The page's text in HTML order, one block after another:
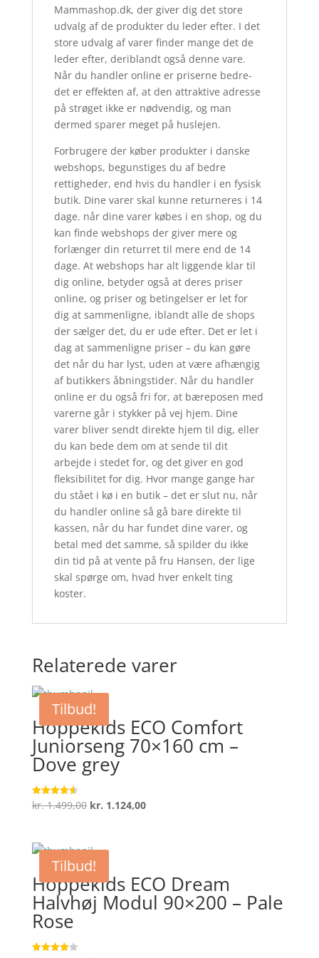
Mammashop.dk, der giver dig det store
udvalg af de produkter du leder efter. I det
store udvalg af varer finder mange det de
leder efter, deriblandt også denne vare.
Når du handler online er priserne bedre-
det er effekten af, at den attraktive adresse
på strøget ikke er nødvendig, og man
dermed sparer meget på huslejen.
Forbrugere der køber produkter i danske
webshops, begunstiges du af bedre
rettigheder, end hvis du handler i en fysisk
butik. Dine varer skal kunne returneres i 14
dage. når dine varer købes i en shop, og du
kan finde webshops der giver mere og
forlænger din returret til mere end de 14
dage. At webshops har alt liggende klar til
dig online, betyder også at deres priser
online, og priser og betingelser er let for
dig at sammenligne, iblandt alle de shops
der sælger det, du er ude efter. Det er let i
dag at sammenligne priser – du kan gøre
det når du har lyst, uden at være afhængig
af butikkers åbningstider. Når du handler
online er du også fri for, at bæreposen med
varerne går i stykker på vej hjem. Dine
varer bliver sendt direkte hjem til dig, eller
du kan bede dem om at sende til dit
arbejde i stedet for, og det giver en god
fleksibilitet for dig. Hvor mange gange har
du stået i kø i en butik – det er slut nu, når
du handler online så gå bare direkte til
kassen, når du har fundet dine varer, og
betal med det samme, så spilder du ikke
din tid på at vente på fru Hansen, der lige
skal spørge om, hvad hver enkelt ting
koster.
Relaterede varer
Tilbud!
Hoppekids ECO Comfort
Juniorseng 70×160 cm –
Dove grey
Vurderet
4.6
kr.1.499,00 Den
var:
kr. 1.499,00.
kr. 1.124,00Den
Tilbud!
Hoppekids ECO Dream
Halvhøj Modul 90×200 – Pale
Rose